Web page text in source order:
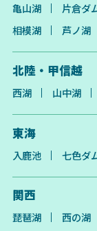
亀山湖
片倉ダ
相模湖
芦ノ湖
北陸・甲信越
西湖 山中湖
東海
入鹿池 七色ダ
関西
琵琶湖 西の湖